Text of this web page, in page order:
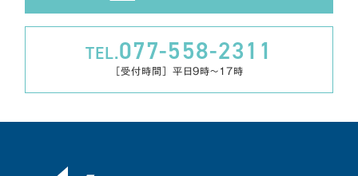
TEL.077-558-2311
［受付時間］ 平日9時～17時